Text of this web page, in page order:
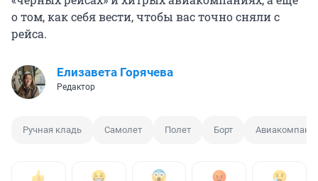
о том, как себя вести, чтобы вас точно сняли с
рейса.
Елизавета Горячева
Редактор
Ручная кладь Самолет Полет Борт